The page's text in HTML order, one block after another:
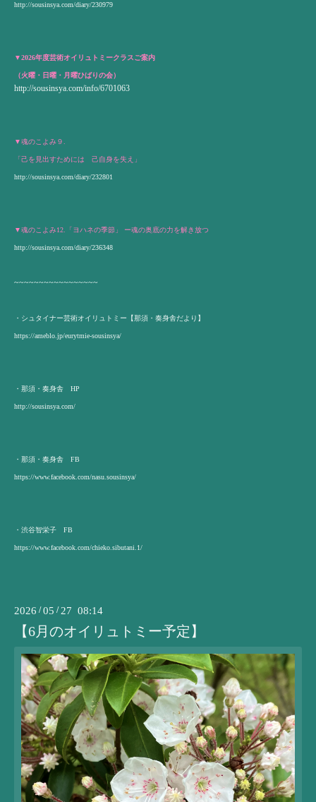
http://sousinsya.com/diary/230979
▼2026年度芸術オイリュトミークラスご案内
（火曜・日曜・月曜ひばりの会）
http://sousinsya.com/info/6701063
▼魂のこよみ９.
「己を見出すためには 己自身を失え」
http://sousinsya.com/diary/232801
▼魂のこよみ12.「ヨハネの季節」 ー魂の奥底の力を解き放つ
http://sousinsya.com/diary/236348
~~~~~~~~~~~~~~~~~
・シュタイナー芸術オイリュトミー【那須・奏身舎だより】
https://ameblo.jp/eurytmie-sousinsya/
・那須・奏身舎 HP
http://sousinsya.com/
・那須・奏身舎 FB
https://www.facebook.com/nasu.sousinsya/
・渋谷智栄子 FB
https://www.facebook.com/chieko.sibutani.1/
2026 /05 /27 08:14
【6月のオイリュトミー予定】